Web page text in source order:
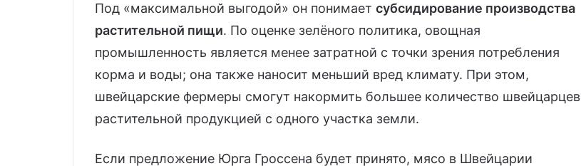
Под «максимальной выгодой» он понимает субсидирование производства
растительной пищи. По оценке зелёного политика, овощная
промышленность является менее затратной с точки зрения потребления
корма и воды; она также наносит меньший вред климату. При этом,
швейцарские фермеры смогут накормить большее количество швейцарцев
растительной продукцией с одного участка земли.
Если предложение Юрга Гроссена будет принято, мясо в Швейцарии